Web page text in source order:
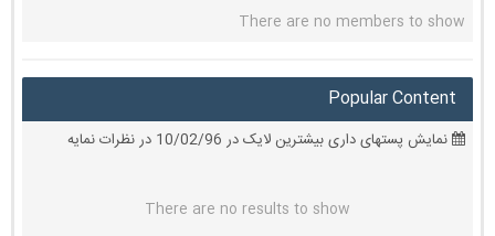
There are no members to show
Popular Content
نمایش پستهای داری بیشترین لایک در 10/02/96 در نظرات نمایه
There are no results to show